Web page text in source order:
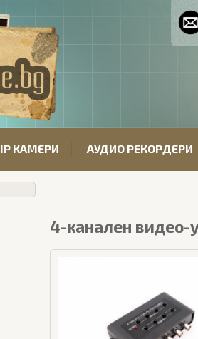
IP КАМЕРИ АУДИО РЕКОРДЕРИ
4-канален видео-